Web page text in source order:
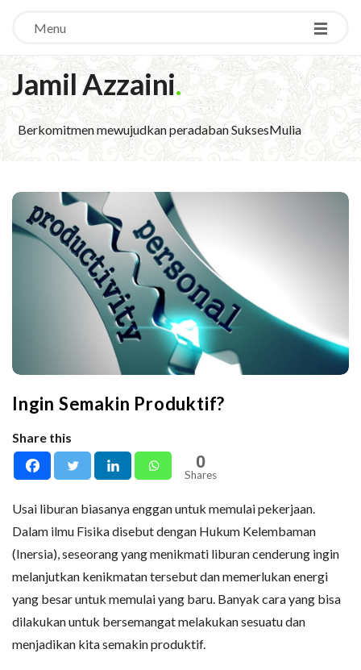
Menu
Jamil Azzaini.
Berkomitmen mewujudkan peradaban SuksesMulia
Ingin Semakin Produktif?
Share this
0
Shares
Usai liburan biasanya enggan untuk memulai pekerjaan.
Dalam ilmu Fisika disebut dengan Hukum Kelembaman
(Inersia), seseorang yang menikmati liburan cenderung ingin
melanjutkan kenikmatan tersebut dan memerlukan energi
yang besar untuk memulai yang baru. Banyak cara yang bisa
dilakukan untuk bersemangat melakukan sesuatu dan
menjadikan kita semakin produktif.